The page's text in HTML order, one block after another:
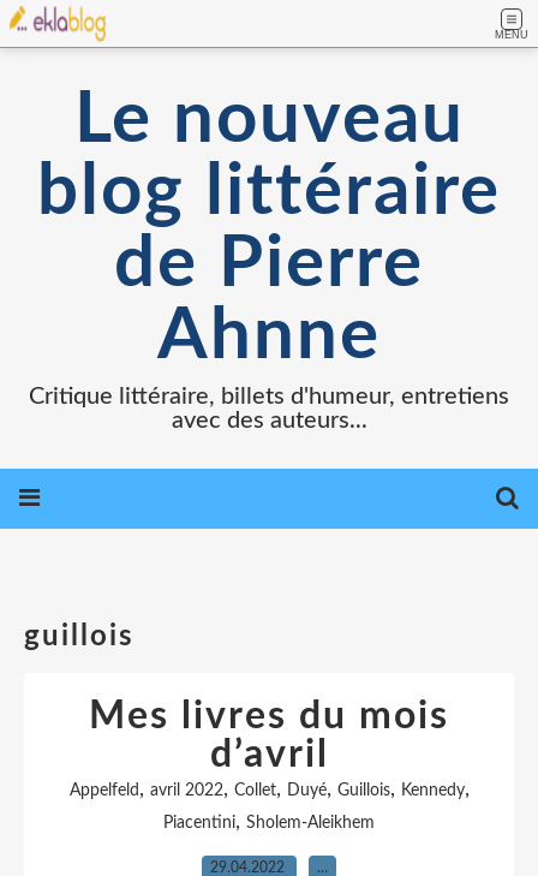
MENU
Le nouveau
blog littéraire
de Pierre
Ahnne
Critique littéraire, billets d'humeur, entretiens
avec des auteurs...
guillois
Mes livres du mois
d’avril
Appelfeld , avril 2022, Collet, Duyé, Guillois, Kennedy,
Piacentini, Sholem-Aleikhem
29.04.2022 …